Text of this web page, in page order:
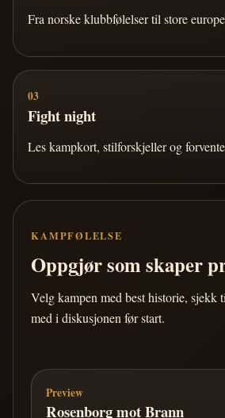
Fra norske klubbfølelser til store
03
Fight night
Les kampkort, stilforskjeller og
KAMPFØLELSE
Oppgjør som skaper
Velg kampen med best historie, sjekk
med i diskusjonen før start.
Preview
Rosenborg mot Brann